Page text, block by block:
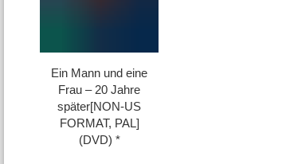
Ein Mann und eine
Frau – 20 Jahre
später[NON-US
FORMAT, PAL]
(DVD)